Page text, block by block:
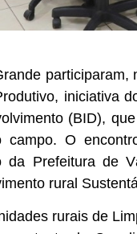
iniciativa
(BID),
campo. O
Prefeitura de
rural
rurais de